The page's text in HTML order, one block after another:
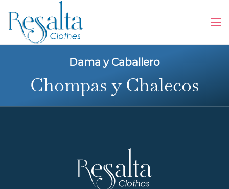
Skip to main content
Dama y Caballero
Chompas y Chalecos